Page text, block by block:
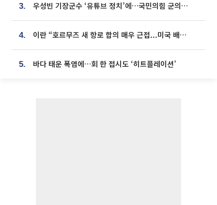
3. 우성빈 기장군수 ‘유튜브 정치’에…국민의힘 군의원들 집단 반발
4. 이란 “호르무즈 새 항로 합의 매우 근접...미국 배상 먼저”
5. 바다 태운 폭염에…회 한 접시도 ‘히트플레이션’